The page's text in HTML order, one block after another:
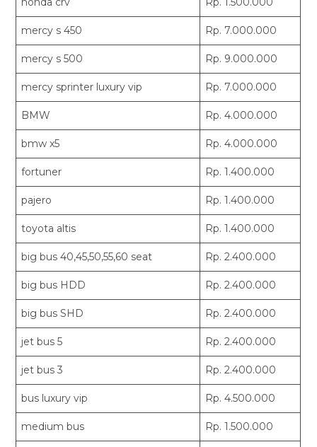
mercy s 450 Rp. 7.000.000
mercy s 500 Rp. 9.000.000
mercy sprinter luxury vip Rp. 7.000.000
BMW Rp. 4.000.000
bmw x5 Rp. 4.000.000
fortuner Rp. 1.400.000
pajero Rp. 1.400.000
toyota altis Rp. 1.400.000
big bus 40,45,50,55,60 seat Rp. 2.400.000
big bus HDD Rp. 2.400.000
big bus SHD Rp. 2.400.000
jet bus 5 Rp. 2.400.000
jet bus 3 Rp. 2.400.000
bus luxury vip Rp. 4.500.000
medium bus Rp. 1.500.000